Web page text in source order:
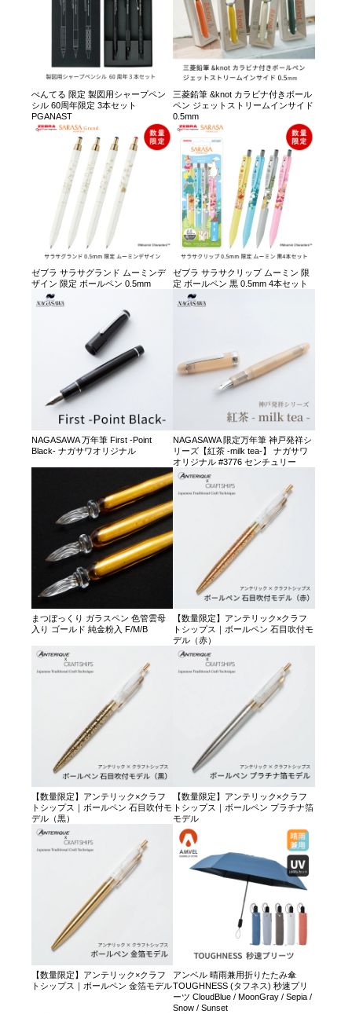
ぺんてる 限定 製図用シャープペン
シル 60周年限定 3本セット
PGANAST
三菱鉛筆 &knot カラビナ付きボール
ペン ジェットストリームインサイド
0.5mm
ゼブラ サラサグランド ムーミンデ
ザイン 限定 ボールペン 0.5mm
ゼブラ サラサクリップ ムーミン 限
定 ボールペン 黒 0.5mm 4本セット
NAGASAWA 万年筆 First -Point
Black- ナガサワオリジナル
NAGASAWA 限定万年筆 神戸発祥シ
リーズ【紅茶 -milk tea-】 ナガサワ
オリジナル #3776 センチュリー
まつぼっくり ガラスペン 色管雲母
入り ゴールド 純金粉入 F/M/B
【数量限定】アンテリック×クラフ
トシップス｜ボールペン 石目吹付モ
デル（赤）
【数量限定】アンテリック×クラフ
トシップス｜ボールペン 石目吹付モ
デル（黒）
【数量限定】アンテリック×クラフ
トシップス｜ボールペン プラチナ箔
モデル
【数量限定】アンテリック×クラフ
トシップス｜ボールペン 金箔モデル
アンベル 晴雨兼用折りたたみ傘
TOUGHNESS (タフネス) 秒速プリ
ーツ CloudBlue / MoonGray / Sepia /
Snow / Sunset